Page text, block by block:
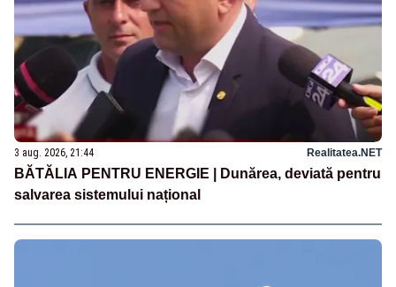
3 aug. 2026, 21:44 Realitatea.NET
BĂTĂLIA PENTRU ENERGIE | Dunărea, deviată pentru
salvarea sistemului național